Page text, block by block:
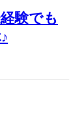
験でも